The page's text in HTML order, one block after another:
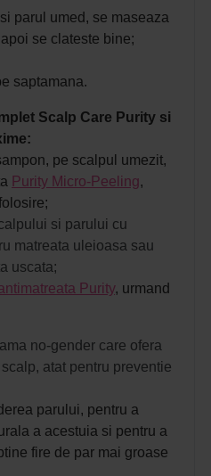
parul umed, se maseaza
se clateste bine;
saptamana.
Scalp Care Purity si
pe scalpul umezit,
Purity Micro-Peeling,
si parului cu
matreata uleioasa sau
uscata;
Purity, urmand
no-gender care ofera
atat pentru preventie
parului, pentru a
a acestuia si pentru a
fire de par mai groase